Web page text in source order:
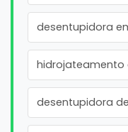
desentupidora
hidrojateamento
desentupidora de